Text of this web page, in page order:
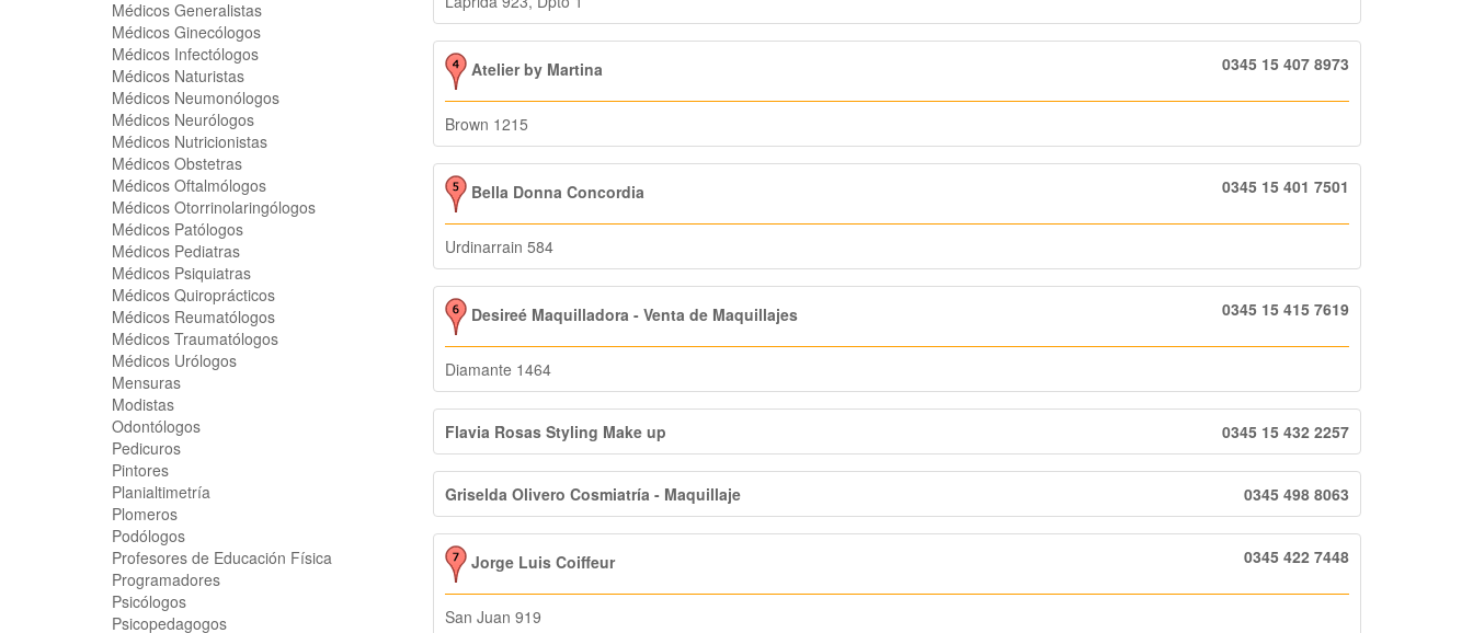
Médicos Generalistas
Médicos Ginecólogos
Médicos Infectólogos
Médicos Naturistas
Médicos Neumonólogos
Médicos Neurólogos
Médicos Nutricionistas
Médicos Obstetras
Médicos Oftalmólogos
Médicos Otorrinolaringólogos
Médicos Patólogos
Médicos Pediatras
Médicos Psiquiatras
Médicos Quiroprácticos
Médicos Reumatólogos
Médicos Traumatólogos
Médicos Urólogos
Mensuras
Modistas
Odontólogos
Pedicuros
Pintores
Planialtimetría
Plomeros
Podólogos
Profesores de Educación Física
Programadores
Psicólogos
Psicopedagogos
Atelier by Martina 0345 15 407 8973
Brown 1215
Bella Donna Concordia 0345 15 401 7501
Urdinarrain 584
Desireé Maquilladora - Venta de Maquillajes 0345 15 415 7619
Diamante 1464
Flavia Rosas Styling Make up 0345 15 432 2257
Griselda Olivero Cosmiatría - Maquillaje 0345 498 8063
Jorge Luis Coiffeur 0345 422 7448
San Juan 919